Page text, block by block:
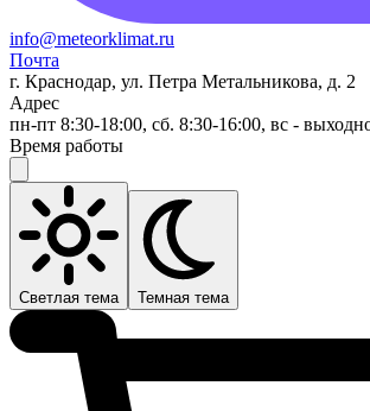
info@meteorklimat.ru
Почта
г. Краснодар, ул. Петра Метальникова, д. 2
Адрес
пн-пт 8:30-18:00, сб. 8:30-16:00, вс -
Время работы
Светлая тема Темная тема